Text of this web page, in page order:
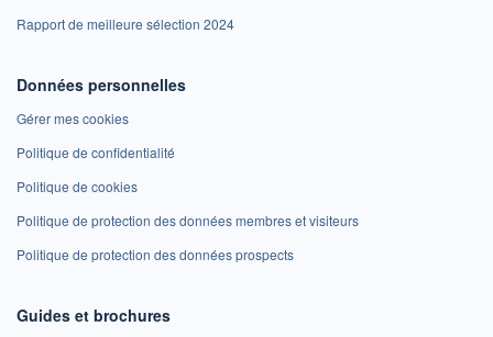
Rapport de meilleure sélection 2024
Données personnelles
Gérer mes cookies
Politique de confidentialité
Politique de cookies
Politique de protection des données membres et visiteurs
Politique de protection des données prospects
Guides et brochures